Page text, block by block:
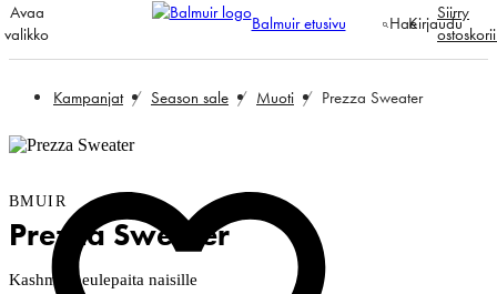
Avaa
valikko
Balmuir etusivu HaeKirjaudu
Siirry
Kampanjat Season sale Muoti Prezza Sweater
BMUIR
Prezza Sweater
Kashmir-neulepaita naisille